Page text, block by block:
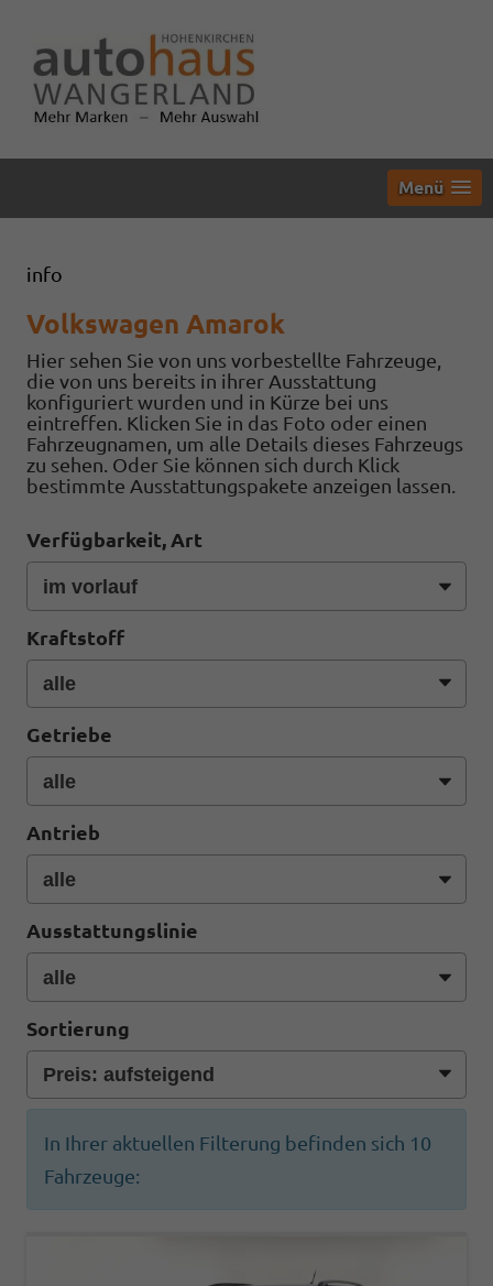
Menü
info
Volkswagen Amarok
Hier sehen Sie von uns vorbestellte Fahrzeuge,
die von uns bereits in ihrer Ausstattung
konfiguriert wurden und in Kürze bei uns
eintreffen. Klicken Sie in das Foto oder einen
Fahrzeugnamen, um alle Details dieses Fahrzeugs
zu sehen. Oder Sie können sich durch Klick
bestimmte Ausstattungspakete anzeigen lassen.
Verfügbarkeit, Art
Kraftstoff
Getriebe
Antrieb
Ausstattungslinie
Sortierung
In Ihrer aktuellen Filterung befinden sich 10
Fahrzeuge: